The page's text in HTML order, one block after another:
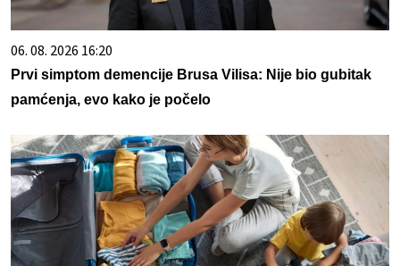
06. 08. 2026 16:20
Prvi simptom demencije Brusa Vilisa: Nije bio gubitak
pamćenja, evo kako je počelo